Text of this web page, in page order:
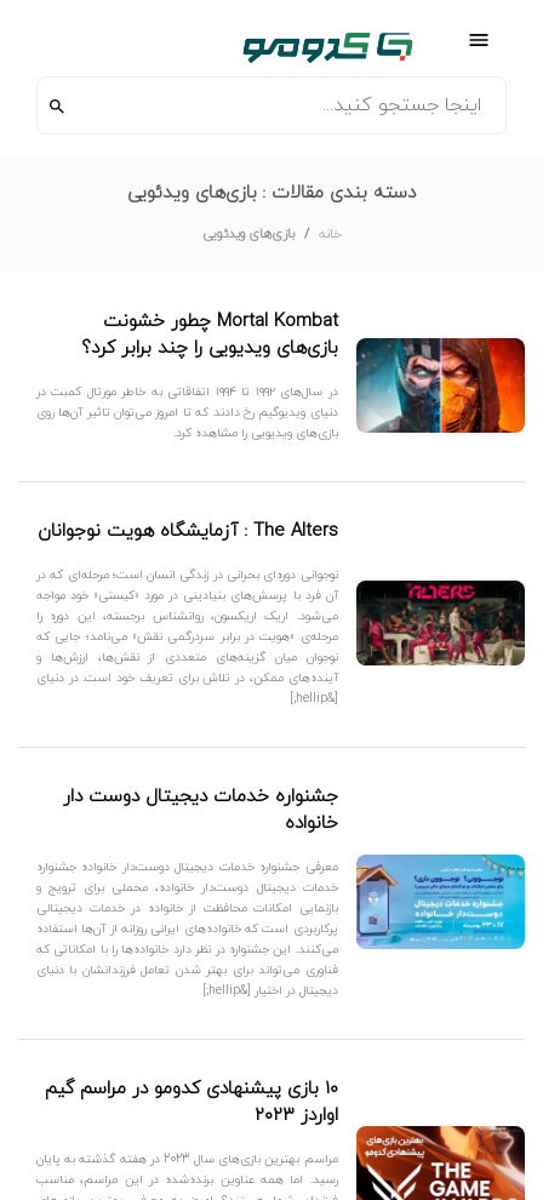
دسته بندی مقالات : بازی‌های ویدئویی
خانه بازی‌های ویدئویی
Mortal Kombat چطور خشونت
بازی‌های ویدیویی را چند برابر کرد؟
در سال‌های ۱۹۹۲ تا ۱۹۹۴ اتفاقاتی به خاطر مورتال کمبت در
دنیای ویدیوگیم رخ دادند که تا امروز می‌توان تاثیر آن‌ها روی
بازی‌های ویدیویی را مشاهده کرد.
The Alters : آزمایشگاه هویت نوجوانان
نوجوانی دوره‌ای بحرانی در زندگی انسان است؛ مرحله‌ای که در
آن فرد با پرسش‌های بنیادینی در مورد «کیستی» خود مواجه
می‌شود. اریک اریکسون، روانشناس برجسته، این دوره را
مرحله‌ی «هویت در برابر سردرگمی نقش» می‌نامد؛ جایی که
نوجوان میان گزینه‌های متعددی از نقش‌ها، ارزش‌ها و
آینده‌های ممکن، در تلاش برای تعریف خود است. در دنیای
[&hellip;]
جشنواره خدمات دیجیتال دوست دار
خانواده
معرفی جشنواره خدمات دیجیتال دوست‌دار خانواده جشنواره
خدمات دیجیتال دوست‌دار خانواده، محملی برای ترویج و
بازنمایی امکانات محافظت از خانواده در خدمات دیجیتالی
پرکاربردی است که خانواده‌های ایرانی روزانه از آن‌ها استفاده
می‌کنند. این جشنواره در نظر دارد خانواده‌ها را با امکاناتی که
فناوری می‌تواند برای بهتر شدن تعامل فرزندانشان با دنیای
دیجیتال در اختیار [&hellip;]
۱۰ بازی پیشنهادی کدومو در مراسم گیم
اواردز ۲۰۲۳
مراسم بهترین بازی‌های سال 2023 در هفته گذشته به پایان
رسید. اما همه عناوین برنده‌شده در این مراسم، مناسب